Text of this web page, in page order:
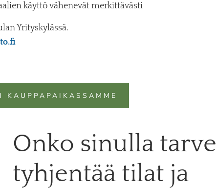
käyttö vähenevät merkittävästi
Yrityskylässä.
KAUPPAPAIKASSAMME
Onko sinulla tarve
tyhjentää tilat ja